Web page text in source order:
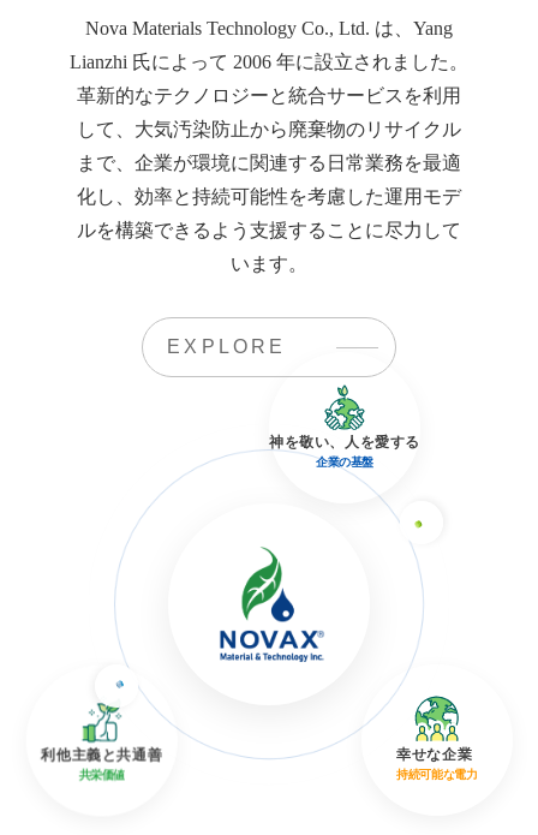
Nova Materials Technology Co., Ltd. は、Yang
Lianzhi 氏によって 2006 年に設立されました。
革新的なテクノロジーと統合サービスを利用
して、大気汚染防止から廃棄物のリサイクル
まで、企業が環境に関連する日常業務を最適
化し、効率と持続可能性を考慮した運用モデ
ルを構築できるよう支援することに尽力して
います。
EXPLORE
神を敬い、人を愛する
企業の基盤
利他主義と共通善
共栄価値
幸せな企業
持続可能な電力